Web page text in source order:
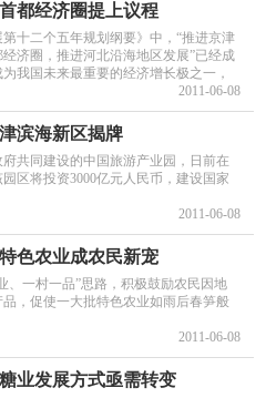
都经济圈提上议程
十二个五年规划纲要》中，“推进京津
济圈，推进河北沿海地区发展”已经成
我国未来最重要的经济增长极之一，
2011-06-08
滨海新区揭牌
共同建设的中国旅游产业园，日前在
区将投资3000亿元人民币，建设国家
2011-06-08
色农业成农民新宠
、一村一品”思路，积极鼓励农民因地
，促使一大批特色农业如雨后春笋般
2011-06-08
业发展方式亟需转变